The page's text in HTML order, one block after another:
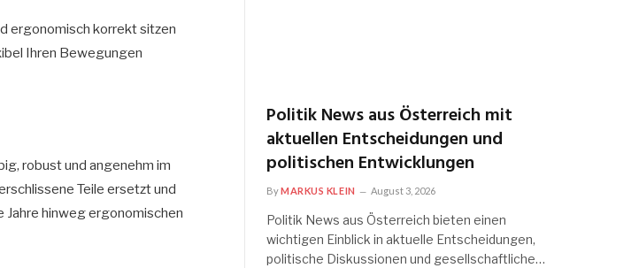
ergonomisch korrekt sitzen
Ihren Bewegungen
robust und angenehm im
Teile ersetzt und
Jahre hinweg ergonomischen
Politik News aus Österreich mit
aktuellen Entscheidungen und
politischen Entwicklungen
ByMARKUS KLEIN August 3, 2026
Politik News aus Österreich bieten einen
wichtigen Einblick in aktuelle Entscheidungen,
politische Diskussionen und gesellschaftliche…